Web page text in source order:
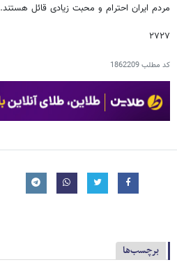
مردم ایران احترام و محبت زیادی قائل هستند.
۲۷۲۷
کد مطلب1862209
برچسب‌ها